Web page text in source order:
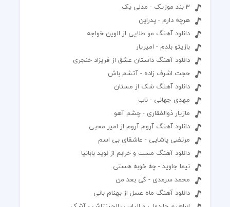
3 بند موزیک - مدلی یک
هرچه دارم - پدراین
دانلود آهنگ مو طلایی از الوین خواجه
بازیتو بلدم - امیریار
دانلود آهنگ داستان عشق از فریزاد خنجری
حجت اشرف زاده - آتشم باش
دانلود آهنگ شک از مستان
مهدی جهانی - ناب
مازیار ذوالفقاری - چشم آهو
دانلود آهنگ آروم آروم از امیر محبی
مرتضی پاشایی - عاشقای بی اسم
دانلود آهنگ مست و خرابم از نوید بابانیا
نیما جاوید - چه خوبه هستی
محمد سرمدی - کی بعد من
دانلود آهنگ ماه عسل از بهنام بانی